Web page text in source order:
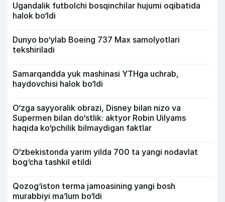
Ugandalik futbolchi bosqinchilar hujumi oqibatida
halok bo‘ldi
Dunyo bo‘ylab Boeing 737 Max samolyotlari
tekshiriladi
Samarqandda yuk mashinasi YTHga uchrab,
haydovchisi halok bo‘ldi
O‘zga sayyoralik obrazi, Disney bilan nizo va
Supermen bilan do‘stlik: aktyor Robin Uilyams
haqida ko‘pchilik bilmaydigan faktlar
O‘zbekistonda yarim yilda 700 ta yangi nodavlat
bog‘cha tashkil etildi
Qozog‘iston terma jamoasining yangi bosh
murabbiyi ma’lum bo‘ldi